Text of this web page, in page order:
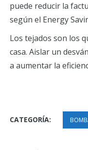
puede reducir la
según el Energy
Los tejados son los
casa. Aislar un
a aumentar la
CATEGORÍA: